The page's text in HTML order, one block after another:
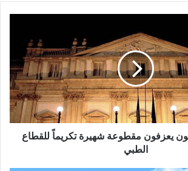
يعزفون مقطوعة شهيرة تكريماً للقطاع
الطبي